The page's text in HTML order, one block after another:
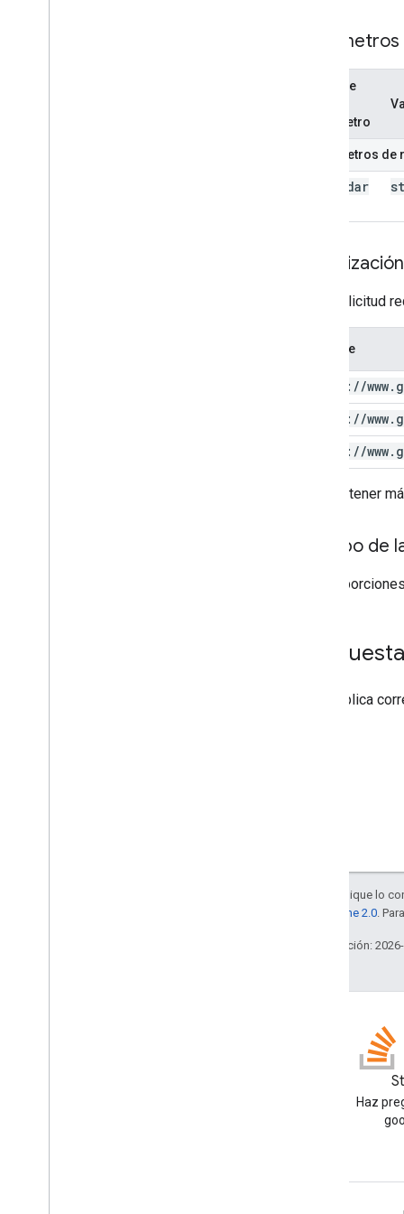
Parámetros
Nombre
parámetro
Parámetros de
calendar
Autorización
Esta solicitud
Alcance
https: //www.
https: //www.
https: //www.
Para obtener
Cuerpo de
No
Respuesta
Si se aplica
Salvo que se indique lo
licencia Apache 2.0 .
Última actualización:
Haz